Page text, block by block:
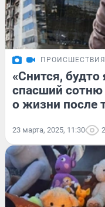
ПРОИСШЕСТВИЯ
«Снится, будто
спасший
о жизни после
23 марта, 2025, 11:30